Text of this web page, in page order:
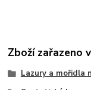
Zboží zařazeno
Lazury a mořidla